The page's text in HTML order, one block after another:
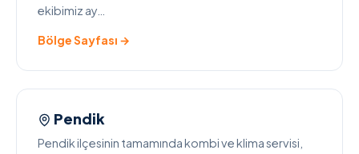
ekibimiz ay…
Bölge Sayfası →
Pendik
Pendik ilçesinin tamamında kombi ve klima servisi,